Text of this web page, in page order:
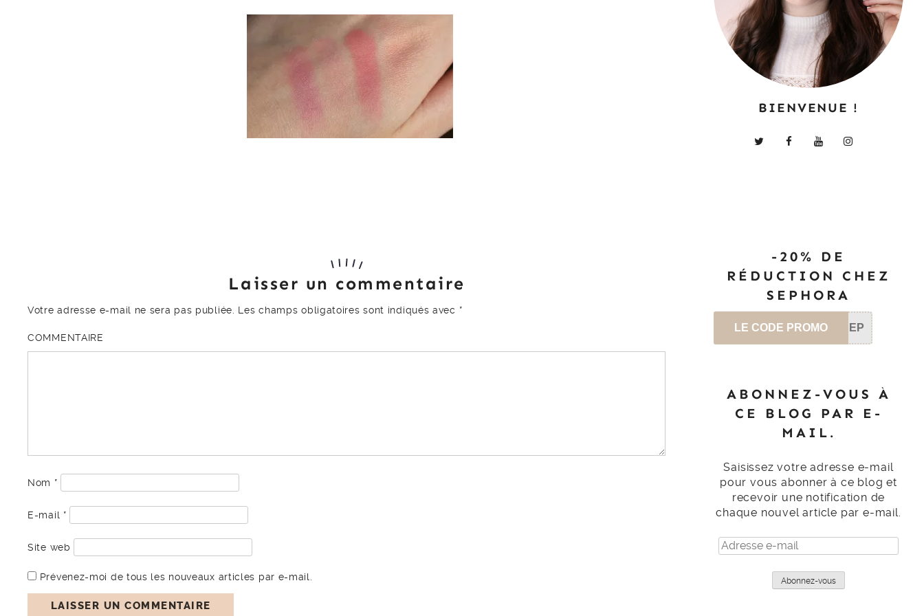
Laisser un commentaire
Votre adresse e-mail ne sera pas publiée. Les champs obligatoires sont indiqués avec *
COMMENTAIRE
Nom *
E-mail *
Site web
Prévenez-moi de tous les nouveaux articles par e-mail.
BIENVENUE !
-20% DE
RÉDUCTION CHEZ
SEPHORA
LE CODE PROMO SEP
ABONNEZ-VOUS À
CE BLOG PAR E-
MAIL.
Saisissez votre adresse e-mail
pour vous abonner à ce blog et
recevoir une notification de
chaque nouvel article par e-mail.
Adresse
e-
Abonnez-vous